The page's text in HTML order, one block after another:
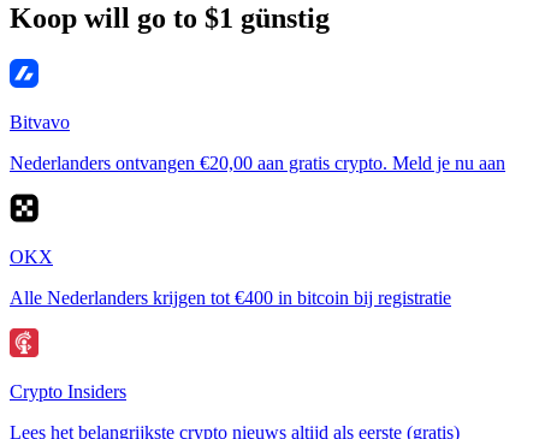
Koop will go to $1 günstig
Bitvavo
Nederlanders ontvangen €20,00 aan gratis crypto. Meld je nu aan
OKX
Alle Nederlanders krijgen tot €400 in bitcoin bij registratie
Crypto Insiders
Lees het belangrijkste crypto nieuws altijd als eerste (gratis)